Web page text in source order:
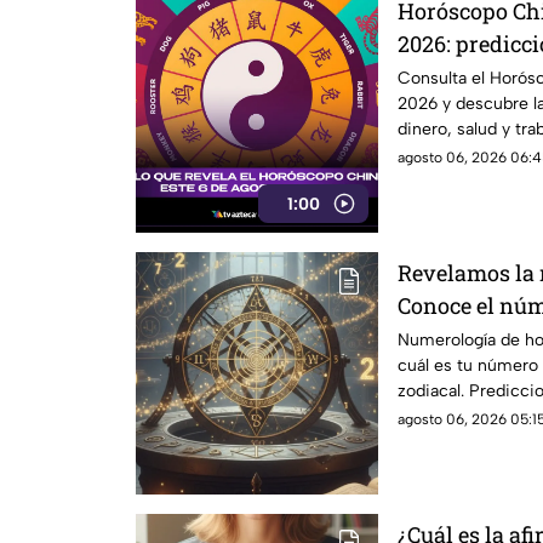
1:00
Horóscopo
2026:
zodiaco chino
Consulta el
2026 y descubre
dinero, salud y
agosto 06, 2026
Revelamos la
Conoce el
jueves 6 de
signo del
Numerología de
cuál es tu
zodiacal.
agosto 06, 2026
¿Cuál es la